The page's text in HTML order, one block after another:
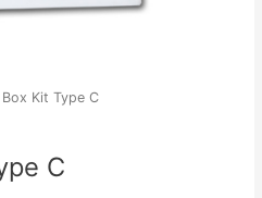
Kit Type C
C